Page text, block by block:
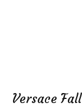
Versace